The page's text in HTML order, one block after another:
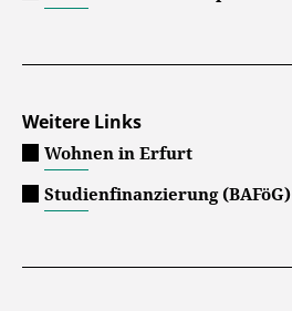
Weitere Links
Wohnen in Erfurt
Studienfinanzierung (BAFöG)